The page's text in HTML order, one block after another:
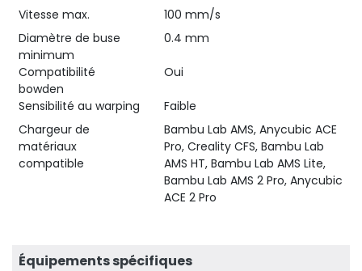
Vitesse max.
100 mm/s
Diamètre de buse
minimum
0.4 mm
Compatibilité
bowden
Oui
Sensibilité au warping
Faible
Chargeur de
matériaux
compatible
Bambu Lab AMS, Anycubic ACE
Pro, Creality CFS, Bambu Lab
AMS HT, Bambu Lab AMS Lite,
Bambu Lab AMS 2 Pro, Anycubic
ACE 2 Pro
Équipements spécifiques